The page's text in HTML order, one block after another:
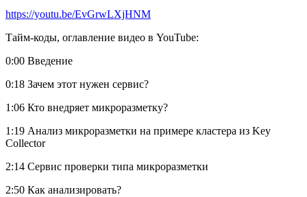
https://youtu.be/EvGrwLXjHNM
Тайм-коды, оглавление видео в YouTube:
0:00 Введение
0:18 Зачем этот нужен сервис?
1:06 Кто внедряет микроразметку?
1:19 Анализ микроразметки на примере кластера из Key
Collector
2:14 Сервис проверки типа микроразметки
2:50 Как анализировать?